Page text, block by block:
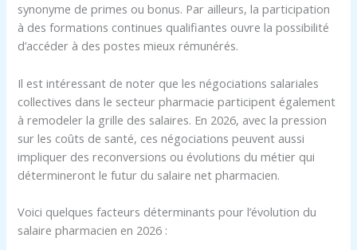
synonyme de primes ou bonus. Par ailleurs, la participation
à des formations continues qualifiantes ouvre la possibilité
d’accéder à des postes mieux rémunérés.
Il est intéressant de noter que les négociations salariales
collectives dans le secteur pharmacie participent également
à remodeler la grille des salaires. En 2026, avec la pression
sur les coûts de santé, ces négociations peuvent aussi
impliquer des reconversions ou évolutions du métier qui
détermineront le futur du salaire net pharmacien.
Voici quelques facteurs déterminants pour l’évolution du
salaire pharmacien en 2026 :